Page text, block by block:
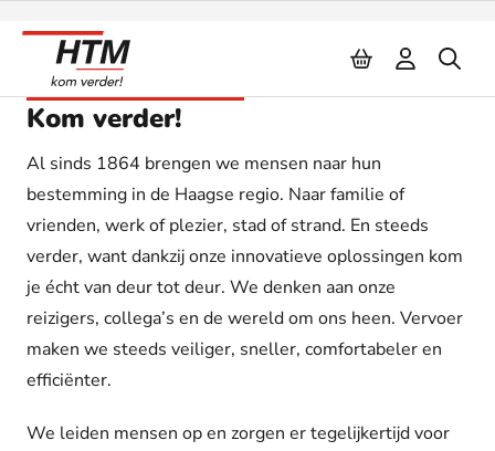
Onze organisatie
Kom verder!
Al sinds 1864 brengen we mensen naar hun
bestemming in de Haagse regio. Naar familie of
vrienden, werk of plezier, stad of strand. En steeds
verder, want dankzij onze innovatieve oplossingen kom
je écht van deur tot deur. We denken aan onze
reizigers, collega’s en de wereld om ons heen. Vervoer
maken we steeds veiliger, sneller, comfortabeler en
efficiënter.
We leiden mensen op en zorgen er tegelijkertijd voor